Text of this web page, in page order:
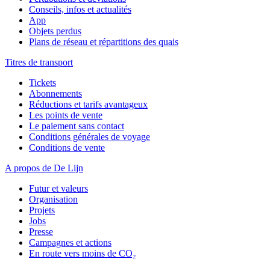
Conseils, infos et actualités
App
Objets perdus
Plans de réseau et répartitions des quais
Titres de transport
Tickets
Abonnements
Réductions et tarifs avantageux
Les points de vente
Le paiement sans contact
Conditions générales de voyage
Conditions de vente
A propos de De Lijn
Futur et valeurs
Organisation
Projets
Jobs
Presse
Campagnes et actions
En route vers moins de CO₂